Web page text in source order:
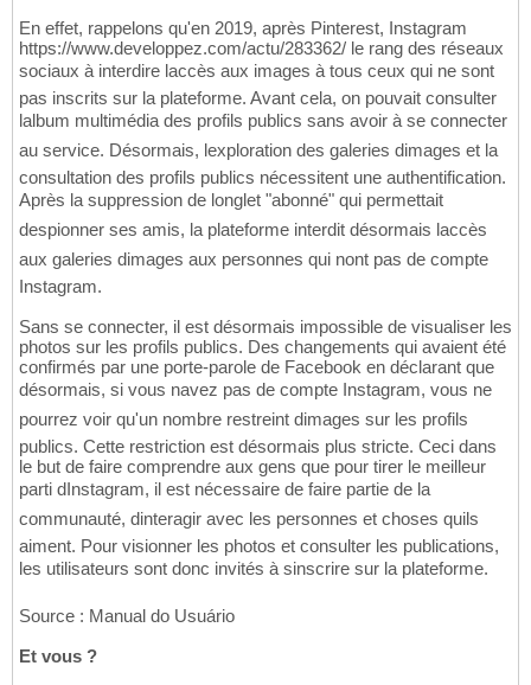
En effet, rappelons qu'en 2019, après Pinterest, Instagram
https://www.developpez.com/actu/283362/ le rang des réseaux
sociaux à interdire laccès aux images à tous ceux qui ne sont
pas inscrits sur la plateforme. Avant cela, on pouvait consulter
lalbum multimédia des profils publics sans avoir à se connecter
au service. Désormais, lexploration des galeries dimages et la
consultation des profils publics nécessitent une authentification.
Après la suppression de longlet "abonné" qui permettait
despionner ses amis, la plateforme interdit désormais laccès
aux galeries dimages aux personnes qui nont pas de compte
Instagram.
Sans se connecter, il est désormais impossible de visualiser les
photos sur les profils publics. Des changements qui avaient été
confirmés par une porte-parole de Facebook en déclarant que
désormais, si vous navez pas de compte Instagram, vous ne
pourrez voir qu'un nombre restreint dimages sur les profils
publics. Cette restriction est désormais plus stricte. Ceci dans
le but de faire comprendre aux gens que pour tirer le meilleur
parti dInstagram, il est nécessaire de faire partie de la
communauté, dinteragir avec les personnes et choses quils
aiment. Pour visionner les photos et consulter les publications,
les utilisateurs sont donc invités à sinscrire sur la plateforme.
Source : Manual do Usuário
Et vous ?